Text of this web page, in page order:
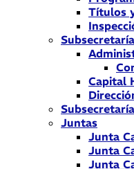
Títulos
Capital
Juntas
Junta
Junta
Junta